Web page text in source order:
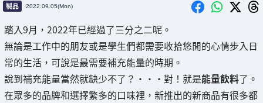
製品 2022.09.05(Mon)
踏入9月，2022年已經過了三分之二呢。
無論是工作中的朋友或是學生們都需要收拾悠閒的心情步入日
常的生活，可說是最需要補充能量的時期。
說到補充能量當然就缺少不了？・・・對！就是能量飲料了。
在眾多的品牌和選擇繁多的口味裡，新推出的新商品有很多都